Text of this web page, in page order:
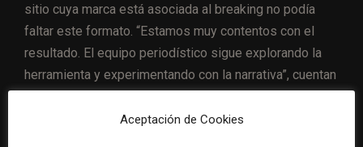
sitio cuya marca está asociada al breaking no podía
faltar este formato. “Estamos muy contentos con el
resultado. El equipo periodístico sigue explorando la
herramienta y experimentando con la narrativa”, cuentan
Aceptación de Cookies